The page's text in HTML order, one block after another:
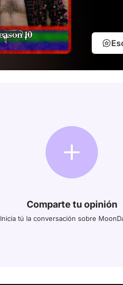
Comparte tu opinión
Inicia tú la conversación sobre